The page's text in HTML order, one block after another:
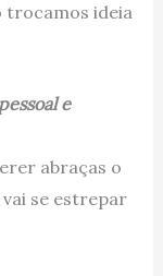
trocamos ideia
e
abraças o
se estrepar